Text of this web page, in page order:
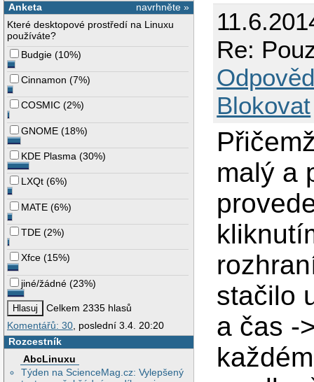
navrhněte »
Anketa
Které desktopové prostředí na Linuxu
používáte?
Budgie (10%)
Cinnamon (7%)
COSMIC (2%)
GNOME (18%)
KDE Plasma (30%)
LXQt (6%)
MATE (6%)
TDE (2%)
Xfce (15%)
jiné/žádné (23%)
Celkem 2335 hlasů
Komentářů: 30, poslední 3.4. 20:20
Rozcestník
AbcLinuxu
Týden na ScienceMag.cz: Vylepšený
Re:
Blokovat
malý a
stačilo
a čas -